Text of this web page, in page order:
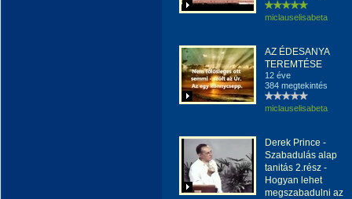
miclauselisabeta
AZ ÉDESANYA
TEREMTÉSE
12 éve
384 megtekintés
miclauselisabeta
Derek Prince -
Szabadulás alap
tanitás 2.rész -
Hogyan lehet
megszabadulni az